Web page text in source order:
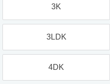
3K
3LDK
4DK